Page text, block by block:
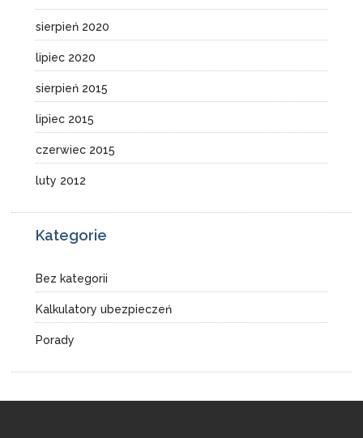
sierpień 2020
lipiec 2020
sierpień 2015
lipiec 2015
czerwiec 2015
luty 2012
Kategorie
Bez kategorii
Kalkulatory ubezpieczeń
Porady